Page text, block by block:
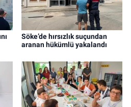
Söke’de hırsızlık suçundan
aranan hükümlü yakalandı